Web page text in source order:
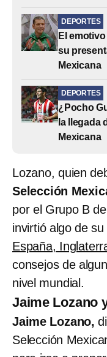
DEPORTES
El
su
Mexicana
DEPORTES
¿Pocho
la llegada
Mexicana
Lozano, quien
Selección
por el Grupo B
invirtió algo de
España,
consejos de
nivel mundial.
Jaime Lozano
Jaime Lozano,
Selección